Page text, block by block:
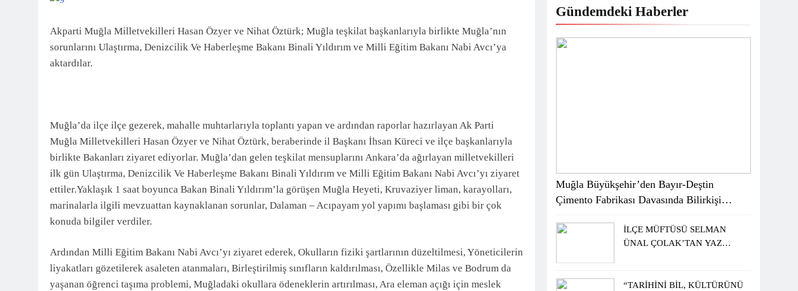
Akparti Muğla Milletvekilleri Hasan Özyer ve Nihat Öztürk; Muğla teşkilat başkanlarıyla birlikte Muğla’nın
sorunlarını Ulaştırma, Denizcilik Ve Haberleşme Bakanı Binali Yıldırım ve Milli Eğitim Bakanı Nabi Avcı’ya
aktardılar.
Muğla’da ilçe ilçe gezerek, mahalle muhtarlarıyla toplantı yapan ve ardından raporlar hazırlayan Ak Parti
Muğla Milletvekilleri Hasan Özyer ve Nihat Öztürk, beraberinde il Başkanı İhsan Küreci ve ilçe başkanlarıyla
birlikte Bakanları ziyaret ediyorlar. Muğla’dan gelen teşkilat mensuplarını Ankara’da ağırlayan milletvekilleri
ilk gün Ulaştırma, Denizcilik Ve Haberleşme Bakanı Binali Yıldırım ve Milli Eğitim Bakanı Nabi Avcı’yı ziyaret
ettiler.Yaklaşık 1 saat boyunca Bakan Binali Yıldırım’la görüşen Muğla Heyeti, Kruvaziyer liman, karayolları,
marinalarla ilgili mevzuattan kaynaklanan sorunlar, Dalaman – Acıpayam yol yapımı başlaması gibi bir çok
konuda bilgiler verdiler.
Ardından Milli Eğitim Bakanı Nabi Avcı’yı ziyaret ederek, Okulların fiziki şartlarının düzeltilmesi, Yöneticilerin
liyakatları gözetilerek asaleten atanmaları, Birleştirilmiş sınıfların kaldırılması, Özellikle Milas ve Bodrum da
yaşanan öğrenci taşıma problemi, Muğladaki okullara ödeneklerin artırılması, Ara eleman açığı için meslek
Gündemdeki Haberler
Muğla Büyükşehir’den Bayır-Deştin
Çimento Fabrikası Davasında Bilirkişi
İLÇE MÜFTÜSÜ SELMAN
ÜNAL ÇOLAK’TAN YAZ
“TARİHİNİ BİL, KÜLTÜRÜNÜ